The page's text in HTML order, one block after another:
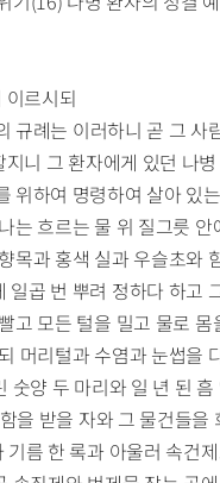
르시되
규례는 이러하니 곧 그 사
니 그 환자에게 있던 나
위하여 명령하여 살아 있
는 흐르는 물 위 질그릇 안
목과 홍색 실과 우슬초와
곱 번 뿌려 정하다 하고
고 모든 털을 밀고 물로
머리털과 수염과 눈썹을
숫양 두 마리와 일 년 된
을 받을 자와 그 물건들을
름 한 록과 아울러 속건